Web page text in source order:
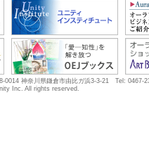
0014 神奈川県鎌倉市由比ガ浜3-3-21 Tel: 0467-
Inc. All rights reserved.